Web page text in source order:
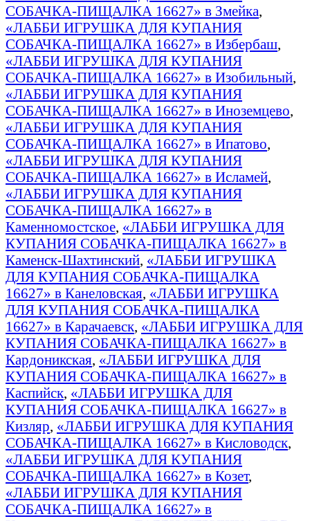
СОБАЧКА-ПИЩАЛКА 16627» в Змейка,
«ЛАББИ ИГРУШКА ДЛЯ КУПАНИЯ
СОБАЧКА-ПИЩАЛКА 16627» в Избербаш,
«ЛАББИ ИГРУШКА ДЛЯ КУПАНИЯ
СОБАЧКА-ПИЩАЛКА 16627» в Изобильный,
«ЛАББИ ИГРУШКА ДЛЯ КУПАНИЯ
СОБАЧКА-ПИЩАЛКА 16627» в Иноземцево,
«ЛАББИ ИГРУШКА ДЛЯ КУПАНИЯ
СОБАЧКА-ПИЩАЛКА 16627» в Ипатово,
«ЛАББИ ИГРУШКА ДЛЯ КУПАНИЯ
СОБАЧКА-ПИЩАЛКА 16627» в Исламей,
«ЛАББИ ИГРУШКА ДЛЯ КУПАНИЯ
СОБАЧКА-ПИЩАЛКА 16627» в
Каменномостское, «ЛАББИ ИГРУШКА ДЛЯ
КУПАНИЯ СОБАЧКА-ПИЩАЛКА 16627» в
Каменск-Шахтинский, «ЛАББИ ИГРУШКА
ДЛЯ КУПАНИЯ СОБАЧКА-ПИЩАЛКА
16627» в Канеловская, «ЛАББИ ИГРУШКА
ДЛЯ КУПАНИЯ СОБАЧКА-ПИЩАЛКА
16627» в Карачаевск, «ЛАББИ ИГРУШКА ДЛЯ
КУПАНИЯ СОБАЧКА-ПИЩАЛКА 16627» в
Кардоникская, «ЛАББИ ИГРУШКА ДЛЯ
КУПАНИЯ СОБАЧКА-ПИЩАЛКА 16627» в
Каспийск, «ЛАББИ ИГРУШКА ДЛЯ
КУПАНИЯ СОБАЧКА-ПИЩАЛКА 16627» в
Кизляр, «ЛАББИ ИГРУШКА ДЛЯ КУПАНИЯ
СОБАЧКА-ПИЩАЛКА 16627» в Кисловодск,
«ЛАББИ ИГРУШКА ДЛЯ КУПАНИЯ
СОБАЧКА-ПИЩАЛКА 16627» в Козет,
«ЛАББИ ИГРУШКА ДЛЯ КУПАНИЯ
СОБАЧКА-ПИЩАЛКА 16627» в